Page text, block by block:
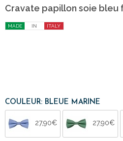
Cravate papillon soie bleu
MADE IN ITALY
COULEUR: BLEUE MARINE
27,90€ 27,90€